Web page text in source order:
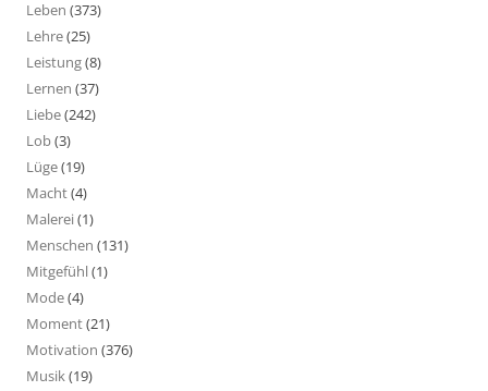
Leben (373)
Lehre(25)
Leistung(8)
Lernen (37)
Liebe(242)
Lob(3)
Lüge(19)
Macht(4)
Malerei(1)
Menschen (131)
Mitgefühl(1)
Mode(4)
Moment(21)
Motivation (376)
Musik(19)